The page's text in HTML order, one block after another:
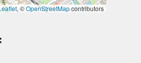
, ©OpenStreetMapcontributors